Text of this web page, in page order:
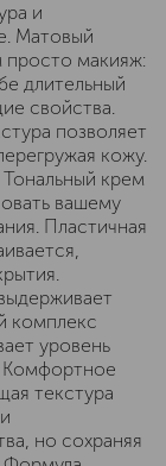
и
Матовый
макияж:
длительный
свойства.
позволяет
кожу.
крем
вашему
Пластичная
комплекс
уровень
текстура
но сохраняя